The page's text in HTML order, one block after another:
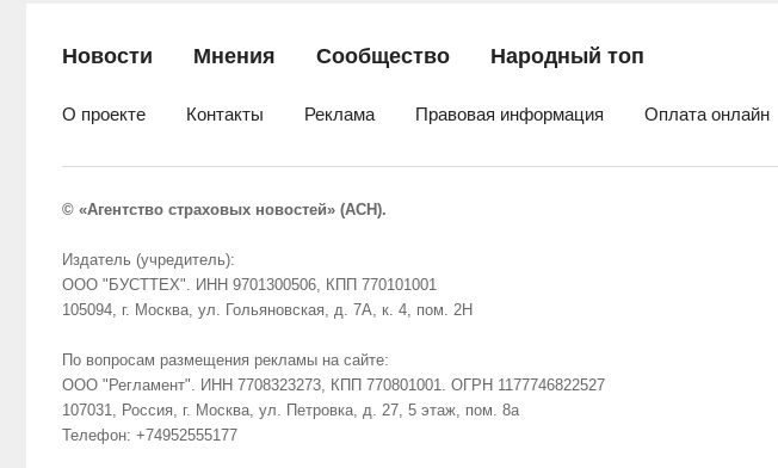
Новости Мнения Сообщество Народный топ
О проекте Контакты Реклама Правовая информация Оплата онлайн
© «Агентство страховых новостей» (АСН).
Издатель (учредитель):
ООО "БУСТТЕХ". ИНН 9701300506, КПП 770101001
105094, г. Москва, ул. Гольяновская, д. 7А, к. 4, пом. 2Н
По вопросам размещения рекламы на сайте:
ООО "Регламент". ИНН 7708323273, КПП 770801001. ОГРН 1177746822527
107031, Россия, г. Москва, ул. Петровка, д. 27, 5 этаж, пом. 8а
Телефон: +74952555177